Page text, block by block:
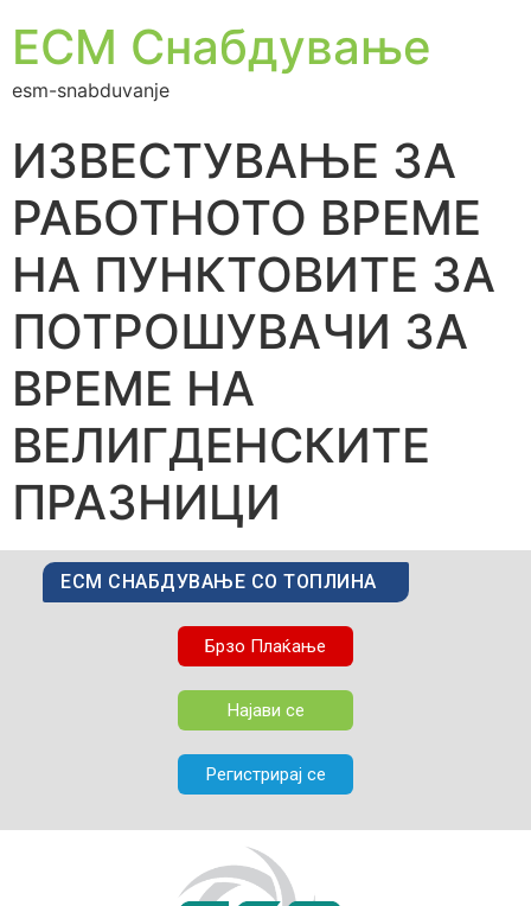
ЕСМ Снабдување
esm-snabduvanje
ИЗВЕСТУВАЊЕ ЗА
РАБОТНОТО ВРЕМЕ
НА ПУНКТОВИТЕ ЗА
ПОТРОШУВАЧИ ЗА
ВРЕМЕ НА
ВЕЛИГДЕНСКИТЕ
ПРАЗНИЦИ
ЕСМ СНАБДУВАЊЕ СО ТОПЛИНА
Брзо Плаќање
Најави се
Регистрирај се